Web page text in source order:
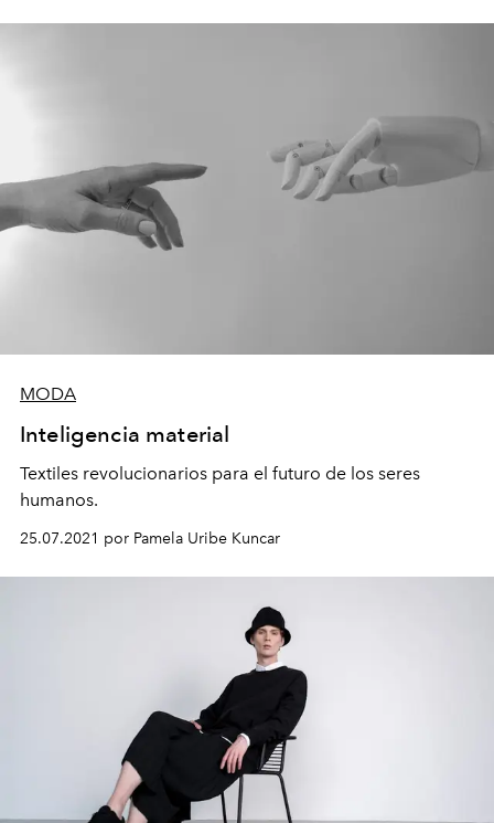
MODA
Inteligencia material
Textiles revolucionarios para el futuro de los seres
humanos.
25.07.2021 por Pamela Uribe Kuncar